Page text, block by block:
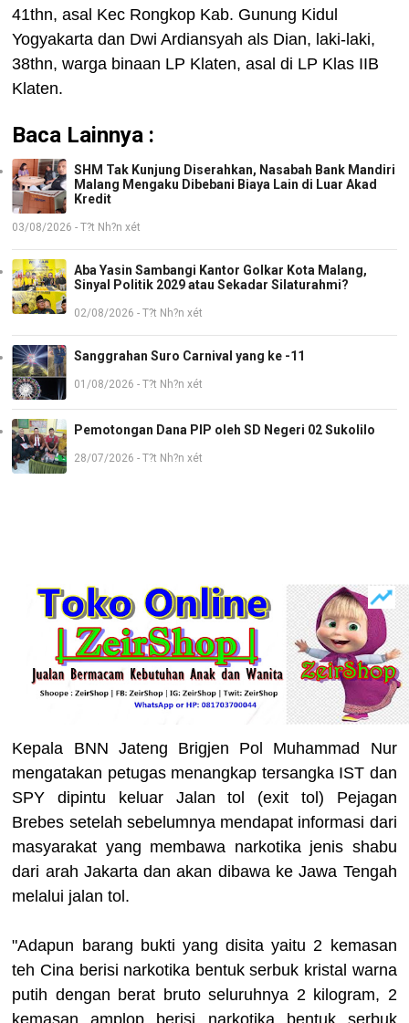
41thn, asal Kec Rongkop Kab. Gunung Kidul
Yogyakarta dan Dwi Ardiansyah als Dian, laki-laki,
38thn, warga binaan LP Klaten, asal di LP Klas IIB
Klaten.
Baca Lainnya :
SHM Tak Kunjung Diserahkan, Nasabah Bank Mandiri
Malang Mengaku Dibebani Biaya Lain di Luar Akad
Kredit
03/08/2026 - T?t Nh?n xét
Aba Yasin Sambangi Kantor Golkar Kota Malang,
Sinyal Politik 2029 atau Sekadar Silaturahmi?
02/08/2026 - T?t Nh?n xét
Sanggrahan Suro Carnival yang ke -11
01/08/2026 - T?t Nh?n xét
Pemotongan Dana PIP oleh SD Negeri 02 Sukolilo
28/07/2026 - T?t Nh?n xét
Kepala BNN Jateng Brigjen Pol Muhammad Nur
mengatakan petugas menangkap tersangka IST dan
SPY dipintu keluar Jalan tol (exit tol) Pejagan
Brebes setelah sebelumnya mendapat informasi dari
masyarakat yang membawa narkotika jenis shabu
dari arah Jakarta dan akan dibawa ke Jawa Tengah
melalui jalan tol.
"Adapun barang bukti yang disita yaitu 2 kemasan
teh Cina berisi narkotika bentuk serbuk kristal warna
putih dengan berat bruto seluruhnya 2 kilogram, 2